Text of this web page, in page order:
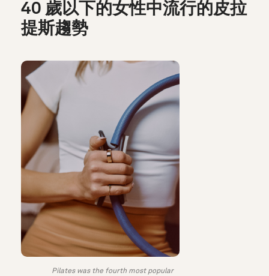
40 歲以下的女性中流行的皮拉
提斯趨勢
Pilates was the fourth most popular